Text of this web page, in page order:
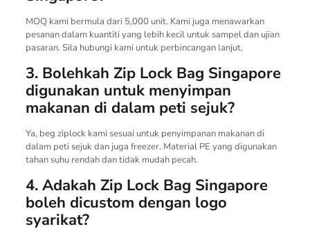
MOQ kami bermula dari 5,000 unit. Kami juga menawarkan
pesanan dalam kuantiti yang lebih kecil untuk sampel dan ujian
pasaran. Sila hubungi kami untuk perbincangan lanjut.
3. Bolehkah Zip Lock Bag Singapore
digunakan untuk menyimpan
makanan di dalam peti sejuk?
Ya, beg ziplock kami sesuai untuk penyimpanan makanan di
dalam peti sejuk dan juga freezer. Material PE yang digunakan
tahan suhu rendah dan tidak mudah pecah.
4. Adakah Zip Lock Bag Singapore
boleh dicustom dengan logo
syarikat?